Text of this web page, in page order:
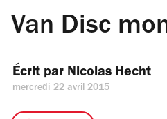
Van Disc
Écrit par Nicolas Hecht
mercredi 22 avril 2015